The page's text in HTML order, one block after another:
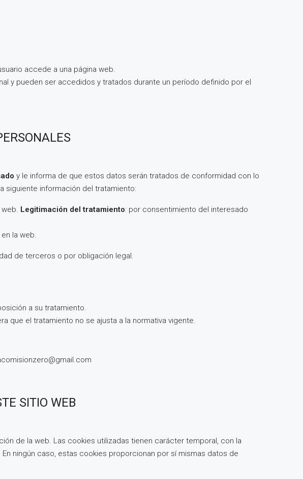
accede a una página web.
y pueden ser accedidos y tratados durante un período definido por el
y le informa de que estos datos serán tratados de conformidad con lo
siguiente información del tratamiento:
Legitimación del tratamiento: por consentimiento del interesado
la web.
de terceros o por obligación legal.
a su tratamiento.
que el tratamiento no se ajusta a la normativa vigente.
SITIO WEB
de la web. Las cookies utilizadas tienen carácter temporal, con la
ningún caso, estas cookies proporcionan por sí mismas datos de